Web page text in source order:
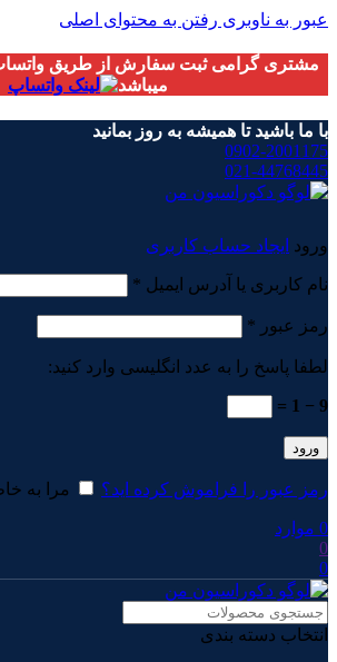
عبور به ناوبری رفتن به محتوای اصلی
مشتری گرامی ثبت سفارش از طریق واتساپ
میباشد
با ما باشید تا همیشه به روز بمانید
0902-2001175
021-44768445
ورود ایجاد حساب کاربری
نام کاربری یا آدرس ایمیل *
رمز عبور *
لطفا پاسخ را به عدد انگلیسی وارد کنید:
9 − 1 =
ورود
رمز عبور را فراموش کرده اید؟ مرا به
0 موارد
0
0
انتخاب دسته بندی